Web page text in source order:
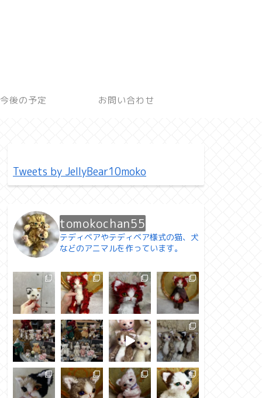
今後の予定 お問い合わせ
Tweets by JellyBear10moko
tomokochan55
テディベアやテディベア様式の猫、犬
などのアニマルを作っています。